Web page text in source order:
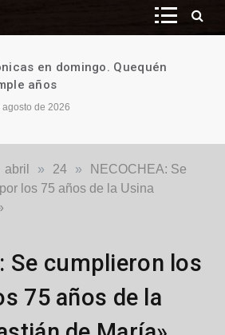
en domingo. Quequén
años
agosto de 2026
abril » 24 »
NECOCHEA: Se
los 75 años de la Usina
Se cumplieron los
75 años de la